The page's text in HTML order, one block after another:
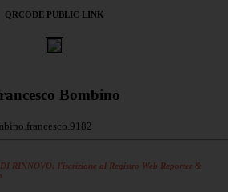
QRCODE PUBLIC LINK
Bombino
RINNOVO: l'iscrizione al Registro Web Reporter &